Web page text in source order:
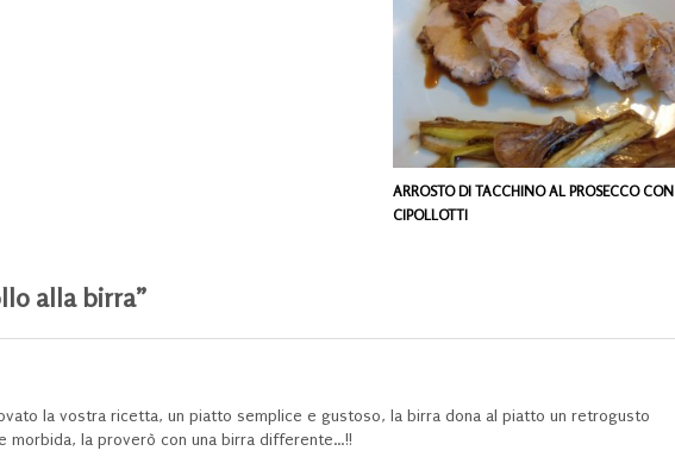
ARROSTO DI TACCHINO AL PROSECCO CON
CIPOLLOTTI
alla birra”
la vostra ricetta, un piatto semplice e gustoso, la birra dona al piatto un retrogusto
morbida, la proverò con una birra differente…!!